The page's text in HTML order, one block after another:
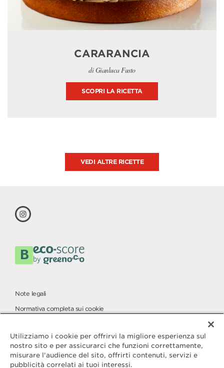
CARARANCIA
di Gianluca Fusto
SCOPRI LA RICETTA
VEDI ALTRE RICETTE
Note legali
Normativa completa sui cookie
Contatta
Utilizziamo i cookie per offrirvi la migliore esperienza sul
nostro sito e per assicurarci che funzioni correttamente,
misurare l'audience del sito, offrirti contenuti, servizi e
pubblicità correlati ai tuoi interessi.